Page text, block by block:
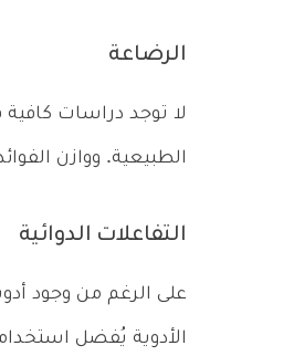
الرضاعة
لا توجد دراسات كافية
الطبيعية. ووازن
التفاعلات الدوائية
على الرغم من وجود
الأدوية يُفضل